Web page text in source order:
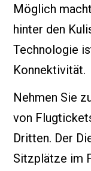
Möglich
hinter den
Technologie
Konnektivität.
Nehmen Sie
von
Dritten. Der
Sitzplätze im